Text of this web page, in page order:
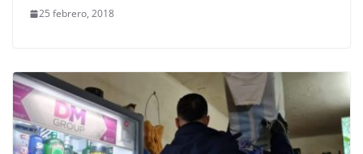
25 febrero, 2018